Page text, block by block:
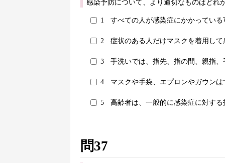
感染予防について、より適切なものはどれ
1 すべての人が感染症にかかってい
2 症状のある人だけマスクを着用し
3 手洗いでは、指先、指の間、親指
4 マスクや手袋、エプロンやガウン
5 高齢者は、一般的に感染症に対す
問37